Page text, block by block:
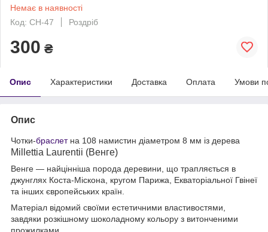
Немає в наявності
Код: CH-47
Роздріб
300 ₴
Опис Характеристики Доставка Оплата Умови
Опис
Чотки-браслетна 108 намистин діаметром 8 мм із дерева
Millettia Laurentii (Венге)
Венге — найцінніша порода деревини, що трапляється в
джунглях Коста-Міскона, кругом Парижа, Екваторіальної Гвінеї
та інших європейських країн.
Матеріал відомий своїми естетичними властивостями,
завдяки розкішному шоколадному кольору з витонченими
прожилками.